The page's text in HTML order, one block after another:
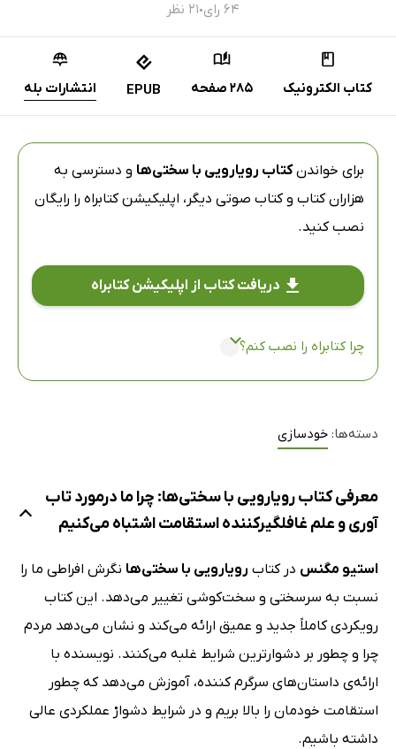
۶۴ رای ● ۲۱ نظر
کتاب الکترونیک 285 صفحه EPUB انتشارات بله
برای خواندنکتاب رویارویی با سختی‌ها و دسترسی به
هزاران کتاب و کتاب صوتی دیگر، اپلیکیشن کتابراه را رایگان
نصب کنید.
دریافت کتاب از اپلیکیشن کتابراه
چرا کتابراه را نصب کنم؟
دسته‌ها: خودسازی
معرفی کتاب رویارویی با سختی‌ها: چرا ما درمورد تاب
آوری و علم غافلگیرکننده استقامت اشتباه می‌کنیم
استیو مگنس در کتاب رویارویی با سختی‌ها نگرش افراطی ما را
نسبت به سرسختی و سخت‌کوشی تغییر می‌دهد. این کتاب
رویکردی کاملاً جدید و عمیق ارائه می‌کند و نشان می‌دهد مردم
چرا و چطور بر دشوارترین شرایط غلبه می‌کنند. نویسنده با
ارائه‌ی داستان‌های سرگرم کننده، آموزش می‌دهد که چطور
استقامت خودمان را بالا بریم و در شرایط دشوارْ عملکردی عالی
داشته باشیم.